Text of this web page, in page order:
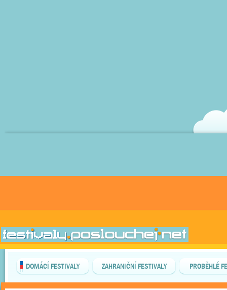
DOMÁCÍ FESTIVALY ZAHRANIČNÍ FESTIVALY PROBĚHLÉ